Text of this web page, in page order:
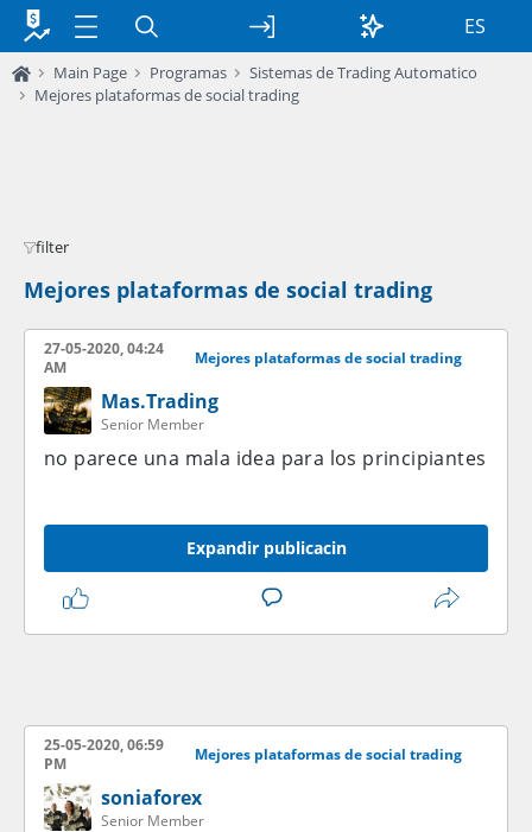
ES
Main Page Programas
Sistemas de Trading Automatico
Mejores plataformas de social trading
filter
Mejores plataformas de social trading
27-05-2020, 04:24
AM
Mejores plataformas de social trading
Mas.Trading
Senior Member
no parece una mala idea para los principiantes
Expandir publicacin
25-05-2020, 06:59
PM
Mejores plataformas de social trading
soniaforex
Senior Member